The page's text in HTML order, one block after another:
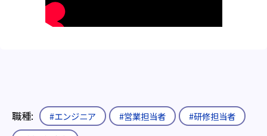
職種: #エンジニア #営業担当者
#研修担当者